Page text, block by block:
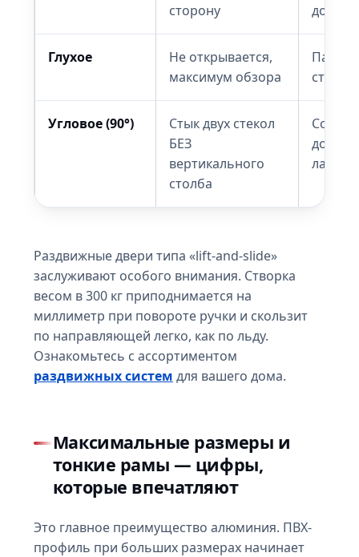
сторону
до 6 м
Глухое
Не открывается,
максимум обзора
стены,
Угловое (90°)
Стык двух стекол
БЕЗ
вертикального
столба
дома с
Раздвижные двери типа «lift-and-slide»
заслуживают особого внимания. Створка
весом в 300 кг приподнимается на
миллиметр при повороте ручки и скользит
по направляющей легко, как по льду.
Ознакомьтесь с ассортиментом
раздвижных систем для вашего дома.
Максимальные размеры и
тонкие рамы — цифры,
которые впечатляют
Это главное преимущество алюминия. ПВХ-
профиль при больших размерах начинает